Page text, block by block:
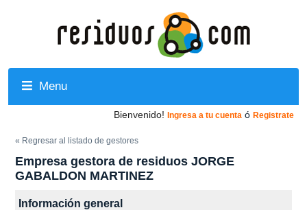
Menu
Bienvenido! Ingresa a tu cuenta ó Registrate
« Regresar al listado de gestores
Empresa gestora de residuos JORGE
GABALDON MARTINEZ
Información general